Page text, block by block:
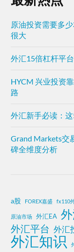
原油投资需要多
很大
外汇15倍杠杆平
HYCM 兴业投资
路
外汇新手必读：
Grand Markets交
碑全维度分析
a股 FOREX嘉盛 fx110
原油市场 外汇EA
外汇平台 外汇
外汇知识